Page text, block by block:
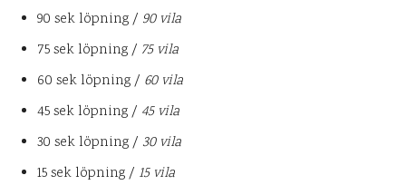
90 sek löpning / 90 vila
75 sek löpning / 75 vila
60 sek löpning / 60 vila
45 sek löpning / 45 vila
30 sek löpning / 30 vila
15 sek löpning / 15 vila